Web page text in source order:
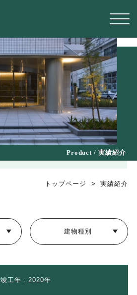
Product / 実績紹介
トップページ 実績紹介
建物種別
竣工年 : 2020年